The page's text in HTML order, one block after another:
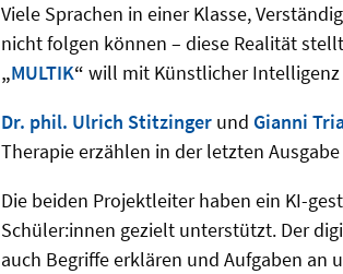
Viele Sprachen in einer Klasse,
nicht folgen können – diese Realität
„MULTIK“ will mit Künstlicher Intelligenz
Dr. phil. Ulrich Stitzinger und Gianni
Therapie erzählen in der letzten
Die beiden Projektleiter haben ein KI-
Schüler:innen gezielt unterstützt. Der
auch Begriffe erklären und Aufgaben an